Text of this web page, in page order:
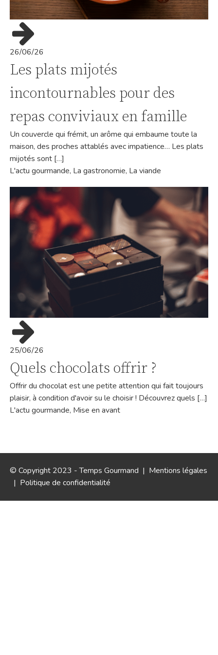
26/06/26
Les plats mijotés
incontournables pour des
repas conviviaux en famille
Un couvercle qui frémit, un arôme qui embaume toute la
maison, des proches attablés avec impatience… Les plats
mijotés sont […]
L'actu gourmande, La gastronomie, La viande
25/06/26
Quels chocolats offrir ?
Offrir du chocolat est une petite attention qui fait toujours
plaisir, à condition d'avoir su le choisir ! Découvrez quels […]
L'actu gourmande, Mise en avant
© Copyright 2023 - Temps Gourmand | Mentions légales
| Politique de confidentialité